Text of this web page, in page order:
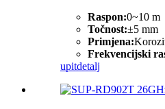
Raspon:0~10 m
Točnost:±5 mm
Primjena:
Frekvencijski
upitdetalj